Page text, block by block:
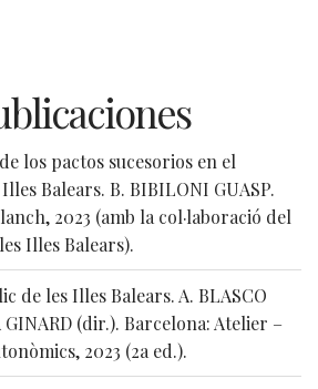
los pactos sucesorios en el
Balears. B. BIBILONI GUASP.
2023 (amb la col·laboració del
Illes Balears).
de les Illes Balears. A. BLASCO
GINARD (dir.). Barcelona: Atelier –
2023 (2a ed.).